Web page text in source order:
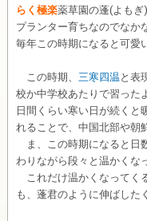
らく極楽薬草園の蓬(よもぎ
プランター育ちなのでなか
毎年この時期になると可愛
この時期、 三寒四温 と表
校か中学校あたりで習った
日間くらい寒い日が続くと
れることで、中国北部や朝
ま、この時期になると日
わりながら段々と温かくな
これだけ温かくなってく
も、蓬君のように伸ばした